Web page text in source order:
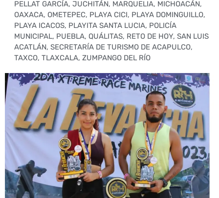
PELLAT GARCÍA, JUCHITÁN, MARQUELIA, MICHOACÁN,
OAXACA, OMETEPEC, PLAYA CICI, PLAYA DOMINGUILLO,
PLAYA ICACOS, PLAYITA SANTA LUCIA, POLICÍA
MUNICIPAL, PUEBLA, QUÁLITAS, RETO DE HOY, SAN LUIS
ACATLÁN, SECRETARÍA DE TURISMO DE ACAPULCO,
TAXCO, TLAXCALA, ZUMPANGO DEL RÍO